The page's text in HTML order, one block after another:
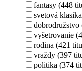
fantasy (448
svetová
vyšetrovanie
rodina (421
vraždy (397
politika (374